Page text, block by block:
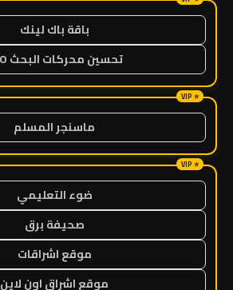
باقة باك لينك
تحسين محركات البحث SEO
ماسنجر المسلم
ضوء التعليمي
صحيفة برق
موقع اشراقات
موقع اشراق اون لاين